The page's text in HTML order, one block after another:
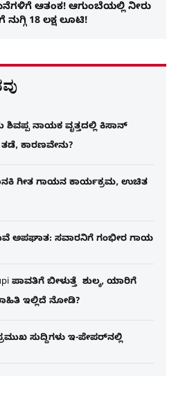
ಆತಂಕ! ಆಗುಂಬೆಯಲ್ಲಿ ನೀರು
18 ಲಕ್ಷ ಲೂಟಿ!
ಶಿವಪ್ಪ ನಾಯಕ ವೃತ್ತದಲ್ಲಿ ಕಿಸಾನ್
ಕಾರಣವೇನು?
ಗೀತ ಗಾಯನ ಕಾರ್ಯಕ್ರಮ, ಉಚಿತ
ಅಪಘಾತ: ಸವಾರನಿಗೆ ಗಂಭೀರ ಗಾಯ
ಪಾವತಿಗೆ ಬೀಳುತ್ತೆ ಶುಲ್ಕ, ಯಾರಿಗೆ
ಇಲ್ಲಿದೆ ನೋಡಿ?
ಸುದ್ದಿಗಳು ಇ-ಪೇಪರ್​​​​ನಲ್ಲಿ